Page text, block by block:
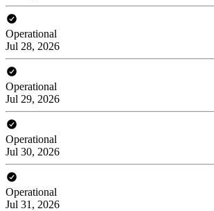
Operational
Jul 28, 2026
Operational
Jul 29, 2026
Operational
Jul 30, 2026
Operational
Jul 31, 2026